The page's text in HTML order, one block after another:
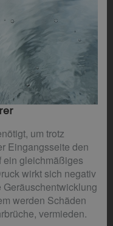
um trotz
Eingangsseite den
ein gleichmäßiges
wirkt sich negativ
Geräuschentwicklung
werden Schäden
vermieden.